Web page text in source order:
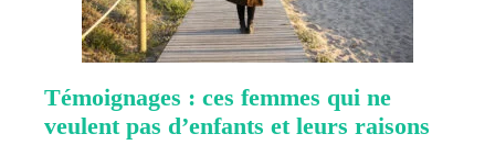
Témoignages : ces femmes qui ne
veulent pas d’enfants et leurs raisons